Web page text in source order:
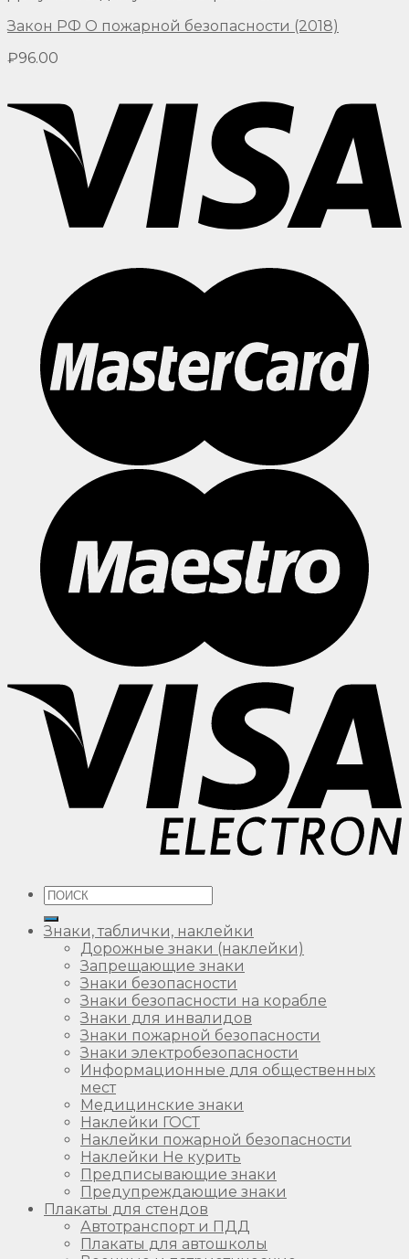
Закон РФ О пожарной безопасности (2018)
₽96.00
Искать:
Знаки, таблички, наклейки
Дорожные знаки (наклейки)
Запрещающие знаки
Знаки безопасности
Знаки безопасности на корабле
Знаки для инвалидов
Знаки пожарной безопасности
Знаки электробезопасности
Информационные для общественных
мест
Медицинские знаки
Наклейки ГОСТ
Наклейки пожарной безопасности
Наклейки Не курить
Предписывающие знаки
Предупреждающие знаки
Плакаты для стендов
Автотранспорт и ПДД
Плакаты для автошколы